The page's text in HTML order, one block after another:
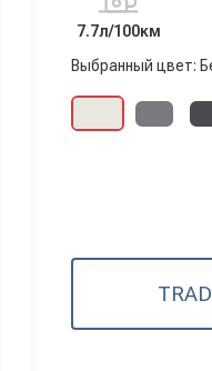
7.7л/100км
Выбранный цвет: